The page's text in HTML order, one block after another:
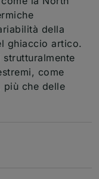
della
ghiaccio artico.
come
più che delle